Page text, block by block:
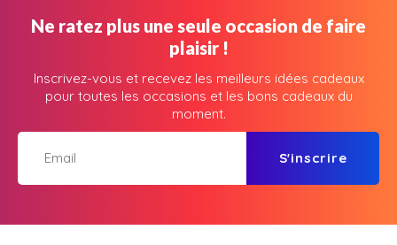
Ne ratez plus une seule occasion de faire
plaisir !
Inscrivez-vous et recevez les meilleurs idées cadeaux
pour toutes les occasions et les bons cadeaux du
moment.
S'inscrire